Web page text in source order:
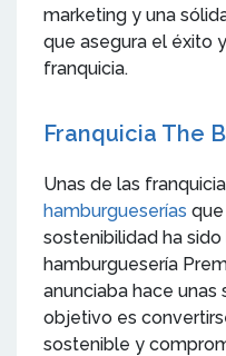
marketing y una
que asegura el éxito
franquicia.
Franquicia The
Unas de las
hamburgueserías
sostenibilidad ha
hamburguesería
anunciaba hace unas
objetivo es
sostenible y